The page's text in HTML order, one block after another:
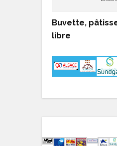
Buvette,
libre